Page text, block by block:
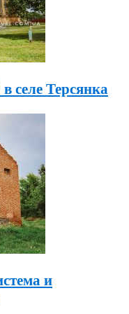
селе Терсянка
и